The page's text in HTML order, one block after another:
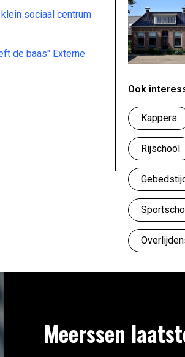
sociaal centrum
de baas" Externe
Ook
Kappers
Rijschool
Meerssen